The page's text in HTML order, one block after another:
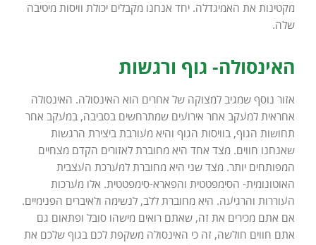
מקטינות את האמיגדלה. יחד אנחנו מקבלים יכולת וויסות מיטיבה
שלה.
האינסולה- גוף ורגשות
אזור נוסף שמגיב למצוקה של אחרים הוא האינסולה. האינסולה
אחראית למעקב אחר אירועים שמתרחשים בסביבה, במעקב אחר
תחושות הגוף, בוויסות הגוף והיא מעורבת ביצירת הרגשות
שאנחנו חווים. מצד אחד היא מחוברת לאזורים הקדם מצחיים
המפותחים יותר. מצד שני היא מחוברת למערכת העצבית
האוטונומית- הסימפטטית והפארא-סימפטטית. אלו מערכות
העוררות והרגיעה. היא מחוברת ללב, לנשימה ולאיברים הפנימיים.
אם אתם מכירים את זה, שאתם רואים מישהו סובל ופתאום גם
אתם חווים חולשה, זה כי האינסולה משקפת לכם בגוף שלכם את